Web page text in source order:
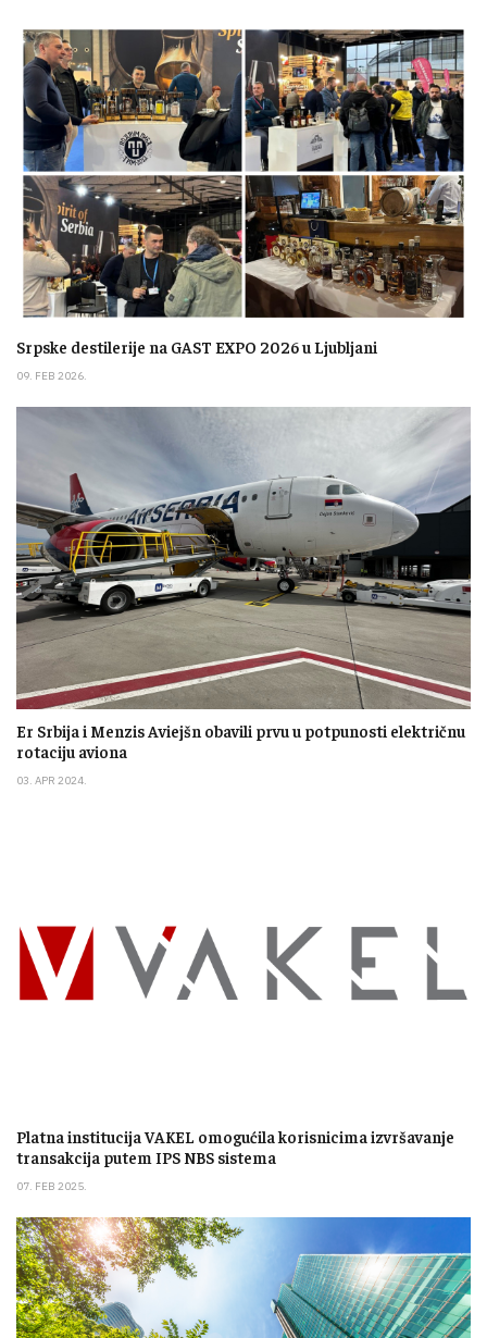
Srpske destilerije na GAST EXPO 2026 u Ljubljani
09. FEB 2026.
Er Srbija i Menzis Aviejšn obavili prvu u potpunosti električnu
rotaciju aviona
03. APR 2024.
Platna institucija VAKEL omogućila korisnicima izvršavanje
transakcija putem IPS NBS sistema
07. FEB 2025.